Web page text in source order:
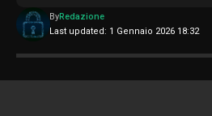
Last updated: 1 Gennaio 2026 18:32
ByRedazione